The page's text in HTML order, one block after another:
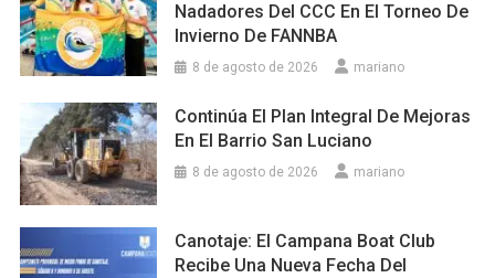
Nadadores Del CCC En El Torneo De
Invierno De FANNBA
8 de agosto de 2026 mariano
Continúa El Plan Integral De Mejoras
En El Barrio San Luciano
8 de agosto de 2026 mariano
Canotaje: El Campana Boat Club
Recibe Una Nueva Fecha Del